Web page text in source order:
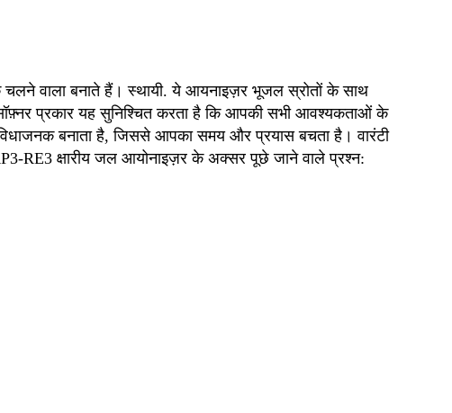
वाला बनाते हैं। स्थायी. ये आयनाइज़र भूजल स्रोतों के साथ
प्रकार यह सुनिश्चित करता है कि आपकी सभी आवश्यकताओं के
बनाता है, जिससे आपका समय और प्रयास बचता है। वारंटी
RE3 क्षारीय जल आयोनाइज़र के अक्सर पूछे जाने वाले प्रश्न: